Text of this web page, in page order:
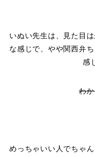
いぬい先生は、見た目
な感じで、やや関西弁
感
わ
めっちゃいい人でちゃ